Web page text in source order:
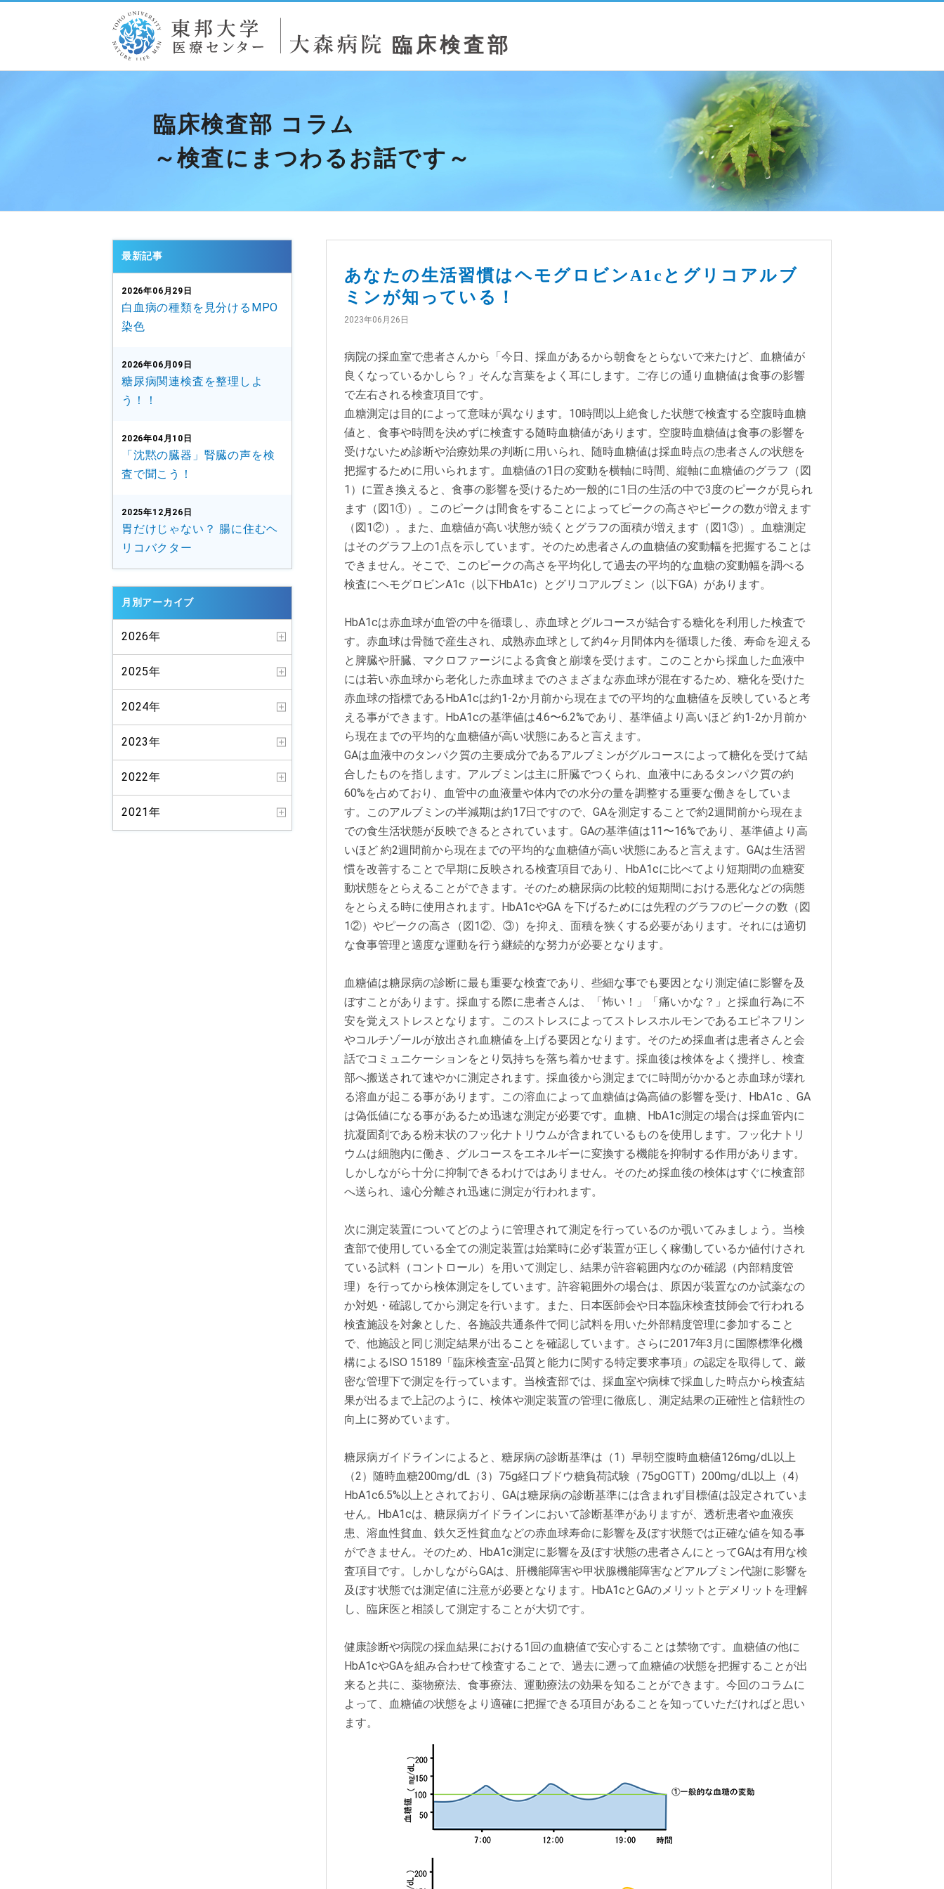
臨床検査部 コラム
～検査にまつわるお話です～
あなたの生活習慣はヘモグロビンA1cとグリコアルブ
ミンが知っている！
2023年06月26日
病院の採血室で患者さんから「今日、採血があるから朝食をとらないで来たけど、血糖値が
良くなっているかしら？」そんな言葉をよく耳にします。ご存じの通り血糖値は食事の影響
で左右される検査項目です。
血糖測定は目的によって意味が異なります。10時間以上絶食した状態で検査する空腹時血糖
値と、食事や時間を決めずに検査する随時血糖値があります。空腹時血糖値は食事の影響を
受けないため診断や治療効果の判断に用いられ、随時血糖値は採血時点の患者さんの状態を
把握するために用いられます。血糖値の1日の変動を横軸に時間、縦軸に血糖値のグラフ（図
1）に置き換えると、食事の影響を受けるため一般的に1日の生活の中で3度のピークが見られ
ます（図1①）。このピークは間食をすることによってピークの高さやピークの数が増えます
（図1②）。また、血糖値が高い状態が続くとグラフの面積が増えます（図1③）。血糖測定
はそのグラフ上の1点を示しています。そのため患者さんの血糖値の変動幅を把握することは
できません。そこで、このピークの高さを平均化して過去の平均的な血糖の変動幅を調べる
検査にヘモグロビンA1c（以下HbA1c）とグリコアルブミン（以下GA）があります。
HbA1cは赤血球が血管の中を循環し、赤血球とグルコースが結合する糖化を利用した検査で
す。赤血球は骨髄で産生され、成熟赤血球として約4ヶ月間体内を循環した後、寿命を迎える
と脾臓や肝臓、マクロファージによる貪食と崩壊を受けます。このことから採血した血液中
には若い赤血球から老化した赤血球までのさまざまな赤血球が混在するため、糖化を受けた
赤血球の指標であるHbA1cは約1-2か月前から現在までの平均的な血糖値を反映していると考
える事ができます。HbA1cの基準値は4.6〜6.2%であり、基準値より高いほど 約1-2か月前か
ら現在までの平均的な血糖値が高い状態にあると言えます。
GAは血液中のタンパク質の主要成分であるアルブミンがグルコースによって糖化を受けて結
合したものを指します。アルブミンは主に肝臓でつくられ、血液中にあるタンパク質の約
60%を占めており、血管中の血液量や体内での水分の量を調整する重要な働きをしていま
す。このアルブミンの半減期は約17日ですので、GAを測定することで約2週間前から現在ま
での食生活状態が反映できるとされています。GAの基準値は11〜16%であり、基準値より高
いほど 約2週間前から現在までの平均的な血糖値が高い状態にあると言えます。GAは生活習
慣を改善することで早期に反映される検査項目であり、HbA1cに比べてより短期間の血糖変
動状態をとらえることができます。そのため糖尿病の比較的短期間における悪化などの病態
をとらえる時に使用されます。HbA1cやGA を下げるためには先程のグラフのピークの数（図
1②）やピークの高さ（図1②、③）を抑え、面積を狭くする必要があります。それには適切
な食事管理と適度な運動を行う継続的な努力が必要となります。
血糖値は糖尿病の診断に最も重要な検査であり、些細な事でも要因となり測定値に影響を及
ぼすことがあります。採血する際に患者さんは、「怖い！」「痛いかな？」と採血行為に不
安を覚えストレスとなります。このストレスによってストレスホルモンであるエピネフリン
やコルチゾールが放出され血糖値を上げる要因となります。そのため採血者は患者さんと会
話でコミュニケーションをとり気持ちを落ち着かせます。採血後は検体をよく攪拌し、検査
部へ搬送されて速やかに測定されます。採血後から測定までに時間がかかると赤血球が壊れ
る溶血が起こる事があります。この溶血によって血糖値は偽高値の影響を受け、HbA1c 、GA
は偽低値になる事があるため迅速な測定が必要です。血糖、HbA1c測定の場合は採血管内に
抗凝固剤である粉末状のフッ化ナトリウムが含まれているものを使用します。フッ化ナトリ
ウムは細胞内に働き、グルコースをエネルギーに変換する機能を抑制する作用があります。
しかしながら十分に抑制できるわけではありません。そのため採血後の検体はすぐに検査部
へ送られ、遠心分離され迅速に測定が行われます。
次に測定装置についてどのように管理されて測定を行っているのか覗いてみましょう。当検
査部で使用している全ての測定装置は始業時に必ず装置が正しく稼働しているか値付けされ
ている試料（コントロール）を用いて測定し、結果が許容範囲内なのか確認（内部精度管
理）を行ってから検体測定をしています。許容範囲外の場合は、原因が装置なのか試薬なの
か対処・確認してから測定を行います。また、日本医師会や日本臨床検査技師会で行われる
検査施設を対象とした、各施設共通条件で同じ試料を用いた外部精度管理に参加すること
で、他施設と同じ測定結果が出ることを確認しています。さらに2017年3月に国際標準化機
構によるISO 15189「臨床検査室‐品質と能力に関する特定要求事項」の認定を取得して、厳
密な管理下で測定を行っています。当検査部では、採血室や病棟で採血した時点から検査結
果が出るまで上記のように、検体や測定装置の管理に徹底し、測定結果の正確性と信頼性の
向上に努めています。
糖尿病ガイドラインによると、糖尿病の診断基準は（1）早朝空腹時血糖値126mg/dL以上
（2）随時血糖200mg/dL（3）75g経口ブドウ糖負荷試験（75gOGTT）200mg/dL以上（4）
HbA1c6.5%以上とされており、GAは糖尿病の診断基準には含まれず目標値は設定されていま
せん。HbA1cは、糖尿病ガイドラインにおいて診断基準がありますが、透析患者や血液疾
患、溶血性貧血、鉄欠乏性貧血などの赤血球寿命に影響を及ぼす状態では正確な値を知る事
ができません。そのため、HbA1c測定に影響を及ぼす状態の患者さんにとってGAは有用な検
査項目です。しかしながらGAは、肝機能障害や甲状腺機能障害などアルブミン代謝に影響を
及ぼす状態では測定値に注意が必要となります。HbA1cとGAのメリットとデメリットを理解
し、臨床医と相談して測定することが大切です。
健康診断や病院の採血結果における1回の血糖値で安心することは禁物です。血糖値の他に
HbA1cやGAを組み合わせて検査することで、過去に遡って血糖値の状態を把握することが出
来ると共に、薬物療法、食事療法、運動療法の効果を知ることができます。今回のコラムに
よって、血糖値の状態をより適確に把握できる項目があることを知っていただければと思い
ます。
最新記事
2026年06月29日
白血病の種類を見分けるMPO
染色
2026年06月09日
糖尿病関連検査を整理しよ
う！！
2026年04月10日
「沈黙の臓器」腎臓の声を検
査で聞こう！
2025年12月26日
胃だけじゃない？ 腸に住むヘ
リコバクター
月別アーカイブ
2026年
2025年
2024年
2023年
2022年
2021年